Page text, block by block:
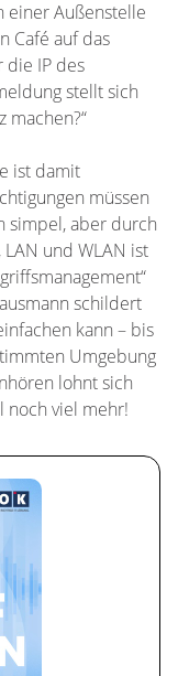
einer Außenstelle
Café auf das
die IP des
stellt sich
machen?“
ist damit
müssen
simpel, aber durch
und WLAN ist
schildert
kann – bis
Umgebung
lohnt sich
noch viel mehr!